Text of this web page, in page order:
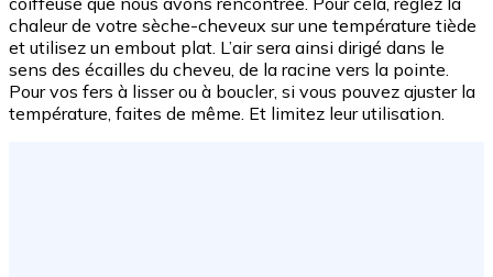
chaleur de votre sèche-cheveux sur une température tiède
et utilisez un embout plat. L’air sera ainsi dirigé dans le
sens des écailles du cheveu, de la racine vers la pointe.
Pour vos fers à lisser ou à boucler, si vous pouvez ajuster la
température, faites de même. Et limitez leur utilisation.